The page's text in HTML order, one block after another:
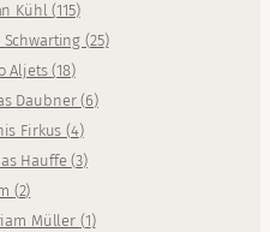
Kühl(115)
Schwarting (25)
Aljets(18)
Daubner(6)
Firkus(4)
Hauffe(3)
(2)
Müller (1)